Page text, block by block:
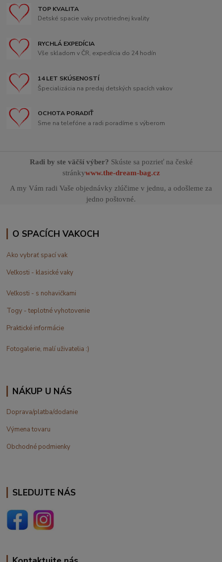
TOP KVALITA
Detské spacie vaky prvotriednej kvality
RYCHLÁ EXPEDÍCIA
Vše skladom v ČR, expedícia do 24 hodín
14 LET SKÚSENOSTÍ
Špecializácia na predaj detských spacích vakov
OCHOTA PORADIŤ
Sme na telefóne a radi poradíme s výberom
Radi by ste väčší výber? Skúste sa pozrieť na české
stránkywww.the-dream-bag.cz
A my Vám radi Vaše objednávky zlúčime v jednu, a odošleme za
jedno poštovné.
O SPACÍCH VAKOCH
Ako vybrať spací vak
Veľkosti - klasické vaky
Veľkosti - s nohavičkami
Togy - teplotné vyhotovenie
Praktické informácie
Fotogalerie, malí uživatelia :)
NÁKUP U NÁS
Doprava/platba/dodanie
Výmena tovaru
Obchodné podmienky
SLEDUJTE NÁS